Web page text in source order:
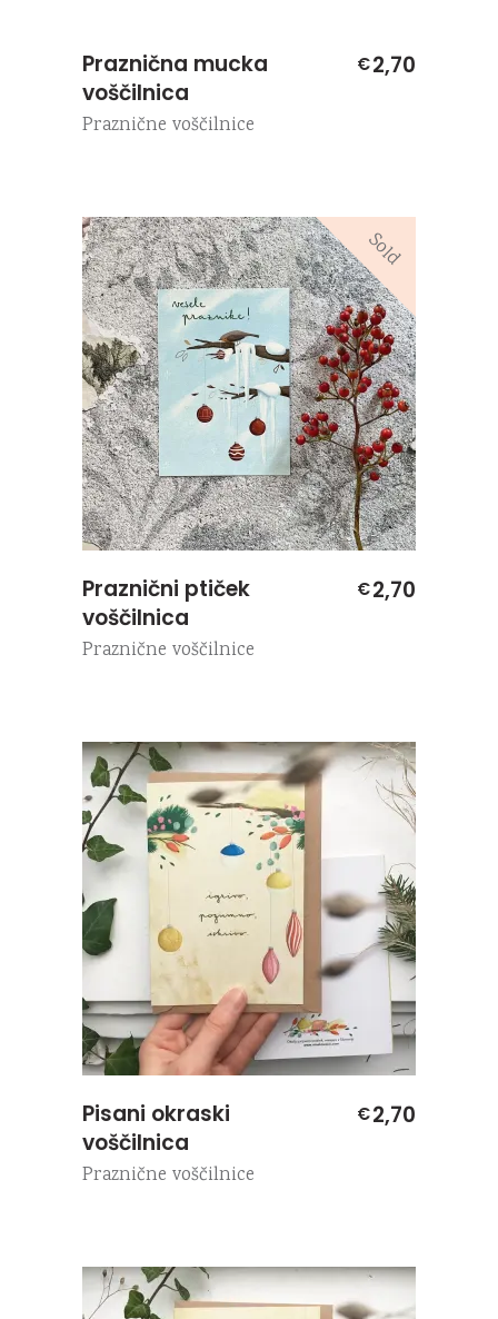
Praznična mucka
voščilnica
€2,70
Praznične voščilnice
Sold
Praznični ptiček
voščilnica
€2,70
Praznične voščilnice
Pisani okraski
voščilnica
€2,70
Praznične voščilnice